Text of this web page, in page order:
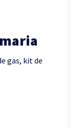
gas, kit de